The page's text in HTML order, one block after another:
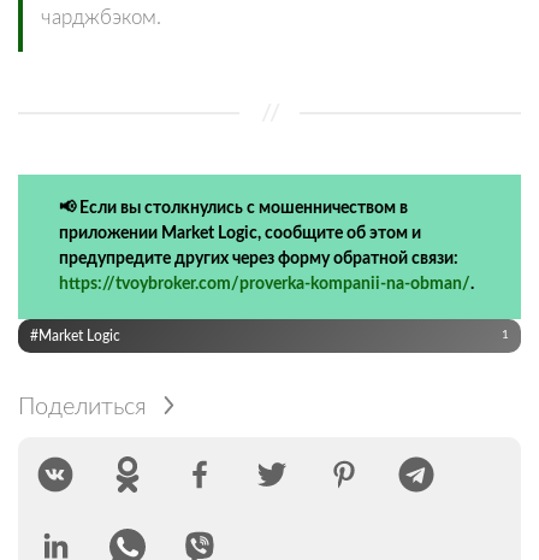
чарджбэком.
📢 Если вы столкнулись с мошенничеством в
приложении Market Logic, сообщите об этом и
предупредите других через форму обратной связи:
https://tvoybroker.com/proverka-kompanii-na-obman/.
#Market Logic 1
Поделиться